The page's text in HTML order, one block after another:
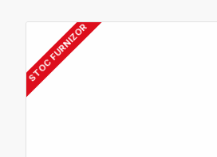
STOC FURNIZOR